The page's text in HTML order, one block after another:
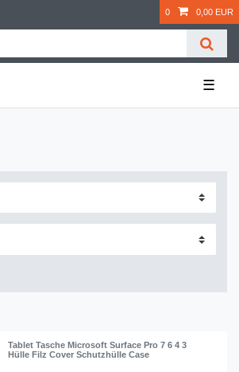
0 0,00 EUR
☰
Tablet Tasche Microsoft Surface Pro 7 6 4 3
Hülle Filz Cover Schutzhülle Case